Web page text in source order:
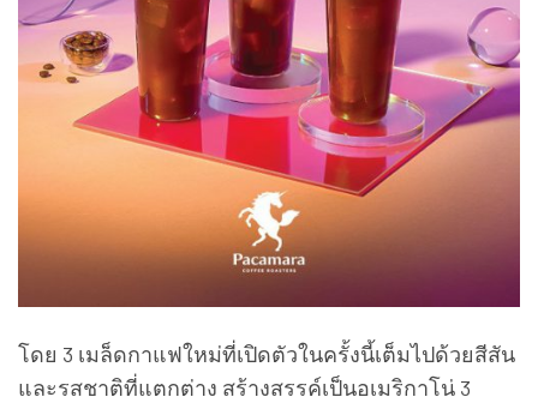
โดย 3 เมล็ดกาแฟใหม่ที่เปิดตัวในครั้งนี้เต็มไปด้วยสีสัน
และรสชาติที่แตกต่าง สร้างสรรค์เป็นอเมริกาโน่ 3